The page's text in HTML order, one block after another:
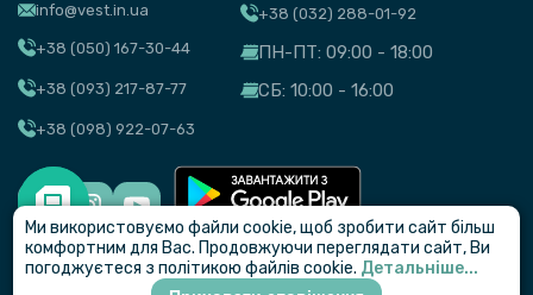
info@vest.in.ua
+38 (050) 167-30-44
+38 (093) 217-87-77
+38 (098) 922-07-63
+38 (032) 288-01-92
ПН-ПТ: 09:00 - 18:00
СБ: 10:00 - 16:00
© VEST
Ми використовуємо файли cookie, щоб зробити сайт більш
комфортним для Вас. Продовжуючи переглядати сайт, Ви
погоджуєтеся з політикою файлів cookie. Детальніше...